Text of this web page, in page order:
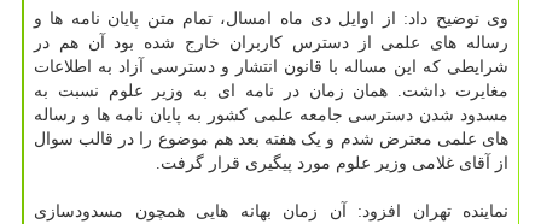
وی توضیح داد: از اوایل دی ماه امسال، تمام متن پایان نامه ها و
رساله های علمی از دسترس کاربران خارج شده بود آن هم در
شرایطی که این مساله با ‎قانون انتشار و دسترسی آزاد به اطلاعات
مغایرت داشت. همان ‏زمان در نامه ای به وزیر علوم نسبت به
‎مسدود شدن دسترسی جامعه علمی کشور به ‎پایان نامه ها و رساله
های علمی معترض شدم و یک هفته بعد هم موضوع را در قالب سوال
از آقای غلامی وزیر علوم مورد پیگیری قرار گرفت.
نماینده تهران افزود: آن زمان بهانه هایی همچون مسدودسازی